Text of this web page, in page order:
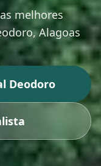
melhores
, Alagoas
Deodoro